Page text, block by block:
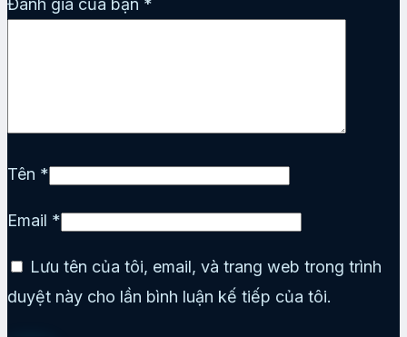
Đánh giá của bạn *
Tên *
Email *
Lưu tên của tôi, email, và trang web trong trình
duyệt này cho lần bình luận kế tiếp của tôi.